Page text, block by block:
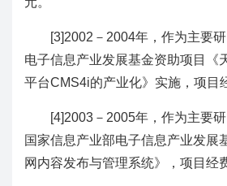
[3]2002－2004年，作为主要
电子信息产业发展基金资助项目《
平台CMS4i的产业化》实施，项目
[4]2003－2005年，作为主要
国家信息产业部电子信息产业发展
网内容发布与管理系统》，项目经